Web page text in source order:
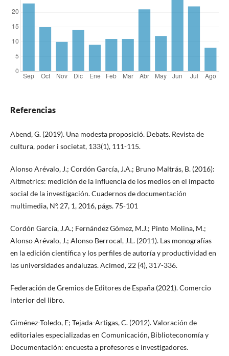
Referencias
Abend, G. (2019). Una modesta proposició. Debats. Revista de
cultura, poder i societat, 133(1), 111-115.
Alonso Arévalo, J.; Cordón García, J.A.; Bruno Maltrás, B. (2016):
Altmetrics: medición de la influencia de los medios en el impacto
social de la investigación. Cuadernos de documentación
multimedia, Nº. 27, 1, 2016, págs. 75-101
Cordón García, J.A.; Fernández Gómez, M.J.; Pinto Molina, M.;
Alonso Arévalo, J.; Alonso Berrocal, J.L. (2011). Las monografías
en la edición científica y los perfiles de autoría y productividad en
las universidades andaluzas. Acimed, 22 (4), 317-336.
Federación de Gremios de Editores de España (2021). Comercio
interior del libro.
Giménez-Toledo, E; Tejada-Artigas, C. (2012). Valoración de
editoriales especializadas en Comunicación, Biblioteconomía y
Documentación: encuesta a profesores e investigadores.